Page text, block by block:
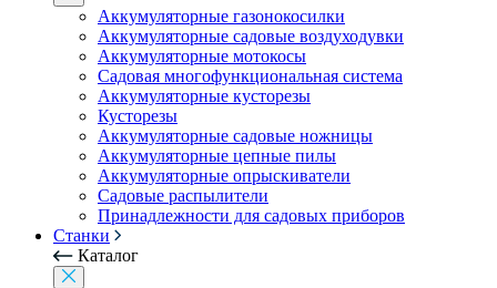
Аккумуляторные газонокосилки
Аккумуляторные садовые воздуходувки
Аккумуляторные мотокосы
Садовая многофункциональная система
Аккумуляторные кусторезы
Кусторезы
Аккумуляторные садовые ножницы
Аккумуляторные цепные пилы
Аккумуляторные опрыскиватели
Садовые распылители
Принадлежности для садовых приборов
Станки
Каталог